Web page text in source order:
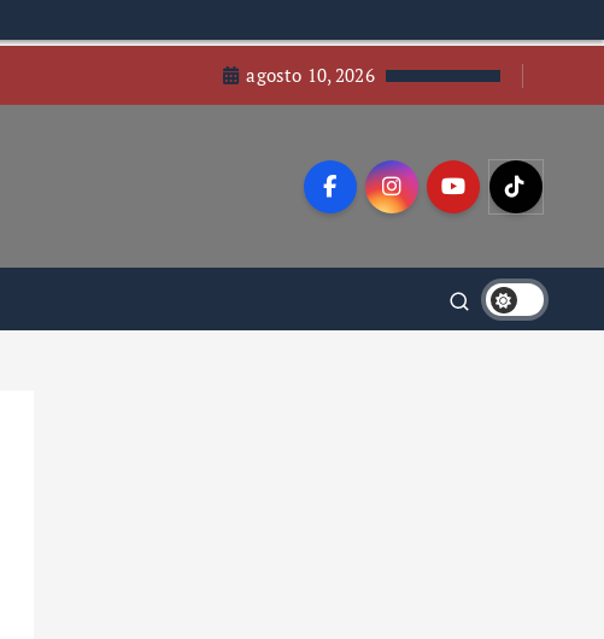
agosto 10, 2026